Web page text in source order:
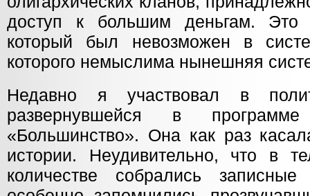
доступ к большим деньгам. Это
который был невозможен в
которого немыслима нынешняя
Недавно я участвовал в
развернувшейся в
«Большинство». Она как раз
истории. Неудивительно, что в
количестве собрались